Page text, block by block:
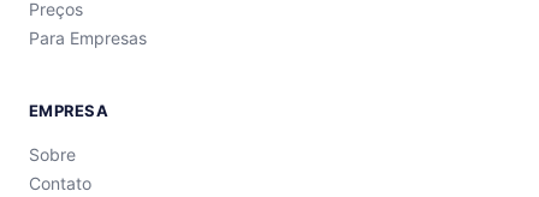
Preços
Para Empresas
EMPRESA
Sobre
Contato